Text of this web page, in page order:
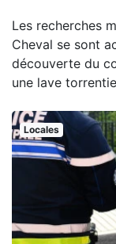
Les recherches
Cheval se sont
découverte du
une lave
Locales